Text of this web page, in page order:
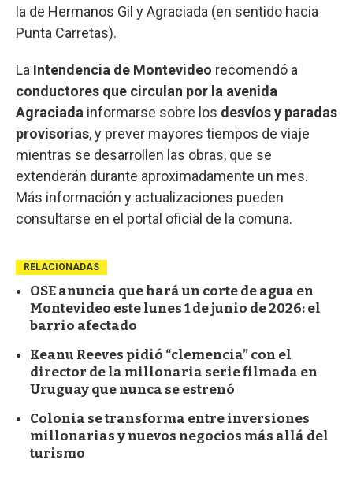
la de Hermanos Gil y Agraciada (en sentido hacia
Punta Carretas).
La Intendencia de Montevideo recomendó a
conductores que circulan por la avenida
Agraciada informarse sobre los desvíos y paradas
provisorias, y prever mayores tiempos de viaje
mientras se desarrollen las obras, que se
extenderán durante aproximadamente un mes.
Más información y actualizaciones pueden
consultarse en el portal oficial de la comuna.
RELACIONADAS
OSE anuncia que hará un corte de agua en
Montevideo este lunes 1 de junio de 2026: el
barrio afectado
Keanu Reeves pidió “clemencia” con el
director de la millonaria serie filmada en
Uruguay que nunca se estrenó
Colonia se transforma entre inversiones
millonarias y nuevos negocios más allá del
turismo